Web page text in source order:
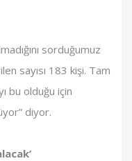
sorduğumuz
sayısı 183 kişi. Tam
bu olduğu için
diyor.